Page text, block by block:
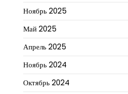
Ноябрь 2025
Май 2025
Апрель 2025
Ноябрь 2024
Октябрь 2024